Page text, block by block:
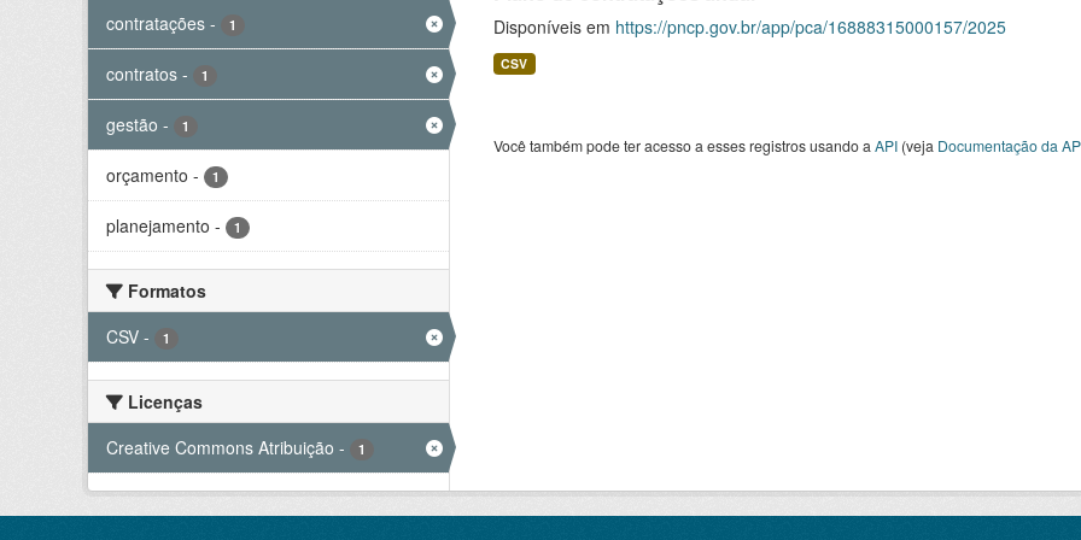
contratações - 1
contratos - 1
gestão - 1
orçamento - 1
planejamento - 1
Formatos
CSV - 1
Licenças
Creative Commons Atribuição - 1
Disponíveis em https://pncp.gov.br/app/pca/16888315000157/2025
CSV
Você também pode ter acesso a esses registros usando a API(veja Documentação da